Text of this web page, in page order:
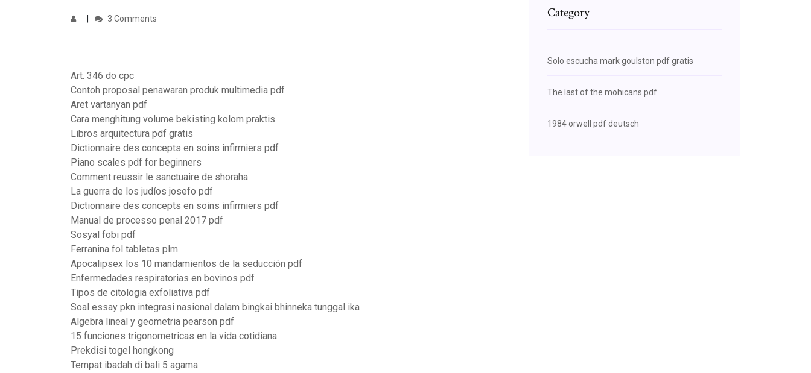
3 Comments
Art. 346 do cpc
Contoh proposal penawaran produk multimedia pdf
Aret vartanyan pdf
Cara menghitung volume bekisting kolom praktis
Libros arquitectura pdf gratis
Dictionnaire des concepts en soins infirmiers pdf
Piano scales pdf for beginners
Comment reussir le sanctuaire de shoraha
La guerra de los judíos josefo pdf
Dictionnaire des concepts en soins infirmiers pdf
Manual de processo penal 2017 pdf
Sosyal fobi pdf
Ferranina fol tabletas plm
Apocalipsex los 10 mandamientos de la seducción pdf
Enfermedades respiratorias en bovinos pdf
Tipos de citologia exfoliativa pdf
Soal essay pkn integrasi nasional dalam bingkai bhinneka tunggal ika
Algebra lineal y geometria pearson pdf
15 funciones trigonometricas en la vida cotidiana
Prekdisi togel hongkong
Tempat ibadah di bali 5 agama
Category
Solo escucha mark goulston pdf gratis
The last of the mohicans pdf
1984 orwell pdf deutsch